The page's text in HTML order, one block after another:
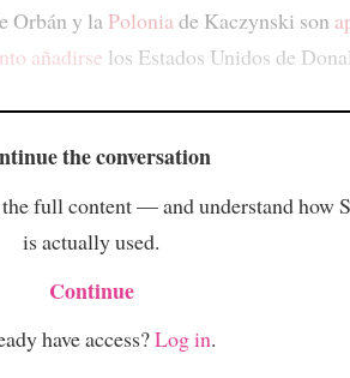
Orbán y la Polonia de Kaczynski son
añadirse los Estados Unidos de
the conversation
full content — and understand how
is actually used.
Continue
have access?Log in.